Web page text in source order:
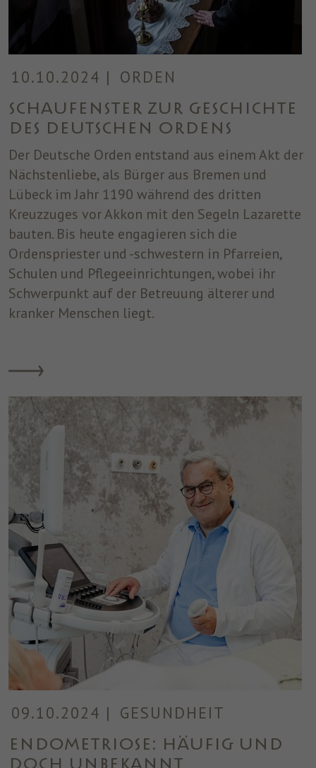
10.10.2024 | ORDEN
Schaufenster zur Geschichte
des Deutschen Ordens
Der Deutsche Orden entstand aus einem Akt der
Nächstenliebe, als Bürger aus Bremen und
Lübeck im Jahr 1190 während des dritten
Kreuzzuges vor Akkon mit den Segeln Lazarette
bauten. Bis heute engagieren sich die
Ordenspriester und -schwestern in Pfarreien,
Schulen und Pflegeeinrichtungen, wobei ihr
Schwerpunkt auf der Betreuung älterer und
kranker Menschen liegt.
09.10.2024 | GESUNDHEIT
Endometriose: ​​​​​​​Häufig und